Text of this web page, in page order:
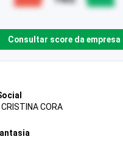
Consultar score da empresa
CORA